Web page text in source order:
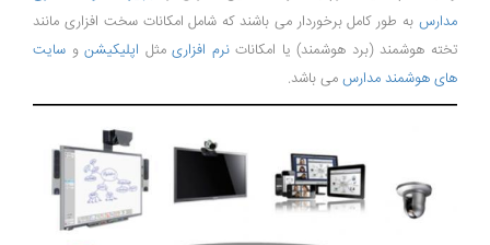
مدارس به طور کامل برخوردار می باشند که شامل امکانات سخت افزاری مانند
تخته هوشمند (برد هوشمند) یا امکاناتنرم افزاریمثل اپلیکیشنو سایت
های هوشمند مدارس می باشد.